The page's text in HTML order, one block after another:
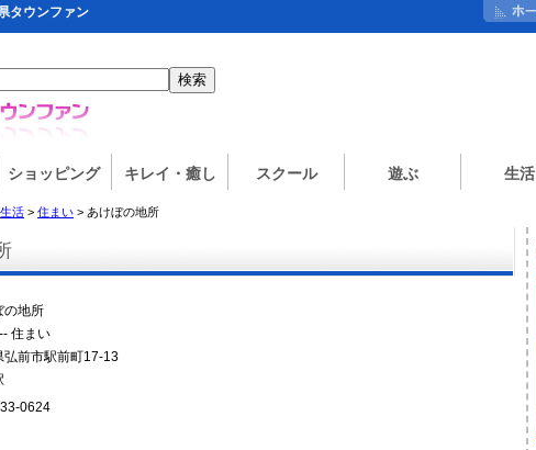
タウンファン
ショッピング キレイ・癒し スクール 遊ぶ 生活
生活 > 住まい > あけぼの地所
の地所
住まい
弘前市駅前町17-13
0624